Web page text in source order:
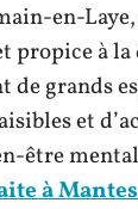
en-
à
de grands
et
être
à